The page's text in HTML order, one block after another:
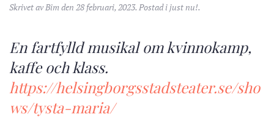
Skrivet avBimden 28 februari, 2023. Postad ijust nu!.
En fartfylld musikal om kvinnokamp,
kaffe och klass.
https://helsingborgsstadsteater.se/sho
ws/tysta-maria/